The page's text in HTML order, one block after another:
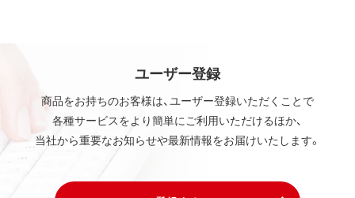
ユーザー登録
商品をお持ちのお客様は、ユーザー登録いただくことで
各種サービスをより簡単にご利用いただけるほか、
当社から重要なお知らせや最新情報をお届けいたします。